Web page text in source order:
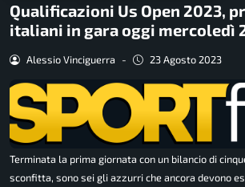
Qualificazioni Us Open 2023,
italiani in gara oggi mercoledì
Alessio Vinciguerra - 23 Agosto 2023
Terminata la prima giornata con un bilancio di
sconfitta, sono sei gli azzurri che ancora devono